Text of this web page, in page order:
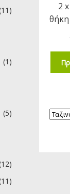
2
(1)
(5)